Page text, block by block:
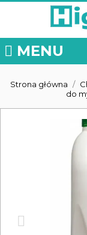
MENU
Strona główna
do